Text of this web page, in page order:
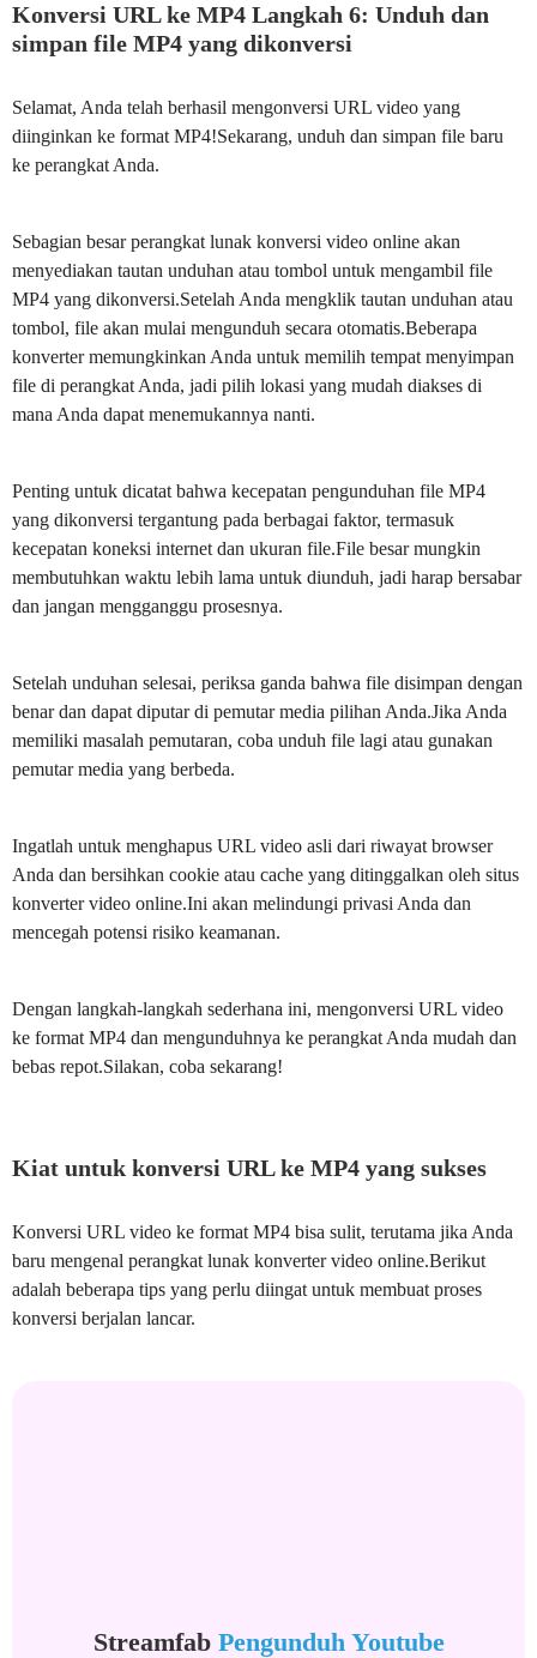
Konversi URL ke MP4 Langkah 6: Unduh dan
simpan file MP4 yang dikonversi
Selamat, Anda telah berhasil mengonversi URL video yang
diinginkan ke format MP4!Sekarang, unduh dan simpan file baru
ke perangkat Anda.
Sebagian besar perangkat lunak konversi video online akan
menyediakan tautan unduhan atau tombol untuk mengambil file
MP4 yang dikonversi.Setelah Anda mengklik tautan unduhan atau
tombol, file akan mulai mengunduh secara otomatis.Beberapa
konverter memungkinkan Anda untuk memilih tempat menyimpan
file di perangkat Anda, jadi pilih lokasi yang mudah diakses di
mana Anda dapat menemukannya nanti.
Penting untuk dicatat bahwa kecepatan pengunduhan file MP4
yang dikonversi tergantung pada berbagai faktor, termasuk
kecepatan koneksi internet dan ukuran file.File besar mungkin
membutuhkan waktu lebih lama untuk diunduh, jadi harap bersabar
dan jangan mengganggu prosesnya.
Setelah unduhan selesai, periksa ganda bahwa file disimpan dengan
benar dan dapat diputar di pemutar media pilihan Anda.Jika Anda
memiliki masalah pemutaran, coba unduh file lagi atau gunakan
pemutar media yang berbeda.
Ingatlah untuk menghapus URL video asli dari riwayat browser
Anda dan bersihkan cookie atau cache yang ditinggalkan oleh situs
konverter video online.Ini akan melindungi privasi Anda dan
mencegah potensi risiko keamanan.
Dengan langkah-langkah sederhana ini, mengonversi URL video
ke format MP4 dan mengunduhnya ke perangkat Anda mudah dan
bebas repot.Silakan, coba sekarang!
Kiat untuk konversi URL ke MP4 yang sukses
Konversi URL video ke format MP4 bisa sulit, terutama jika Anda
baru mengenal perangkat lunak konverter video online.Berikut
adalah beberapa tips yang perlu diingat untuk membuat proses
konversi berjalan lancar.
Streamfab Pengunduh Youtube